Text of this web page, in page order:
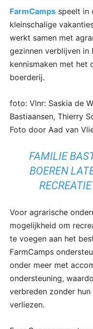
FarmCamps speelt in
kleinschalige
werkt samen met
gezinnen verblijven in
kennismaken met het
boerderij.
foto: Vlnr: Saskia de
Bastiaansen, Thierry
Foto door Aad van
FAMILIE
BOEREN
Voor agrarische
mogelijkheid om
te voegen aan het
FarmCamps
onder meer met
ondersteuning,
verbreden zonder
verliezen.